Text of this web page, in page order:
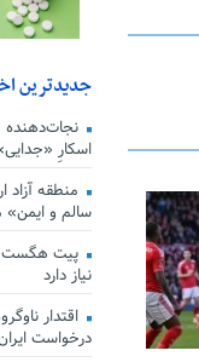
جدیدترین
اسکارِ
منطقه
سالم و ایمن»
پیت هگست:
نیاز دارد
درخواست